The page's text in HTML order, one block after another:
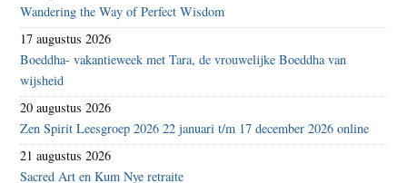
Wandering the Way of Perfect Wisdom
17 augustus 2026
Boeddha- vakantieweek met Tara, de vrouwelijke Boeddha van
wijsheid
20 augustus 2026
Zen Spirit Leesgroep 2026 22 januari t/m 17 december 2026 online
21 augustus 2026
Sacred Art en Kum Nye retraite